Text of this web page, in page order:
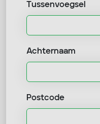
Tussenvoegsel
Achternaam
Postcode